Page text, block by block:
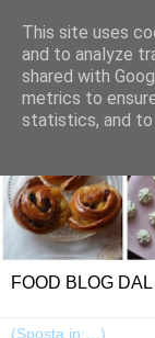
FOOD BLOG
This site uses
and to analyze
shared with
metrics to
statistics, and to